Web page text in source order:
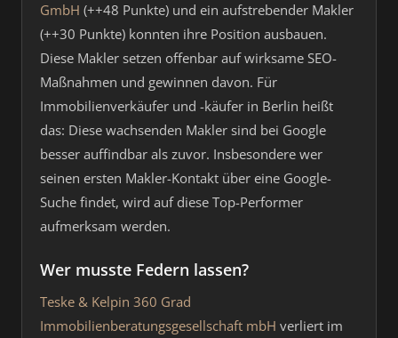
GmbH (++48 Punkte) und ein aufstrebender Makler
(++30 Punkte) konnten ihre Position ausbauen.
Diese Makler setzen offenbar auf wirksame SEO-
Maßnahmen und gewinnen davon. Für
Immobilienverkäufer und -käufer in Berlin heißt
das: Diese wachsenden Makler sind bei Google
besser auffindbar als zuvor. Insbesondere wer
seinen ersten Makler-Kontakt über eine Google-
Suche findet, wird auf diese Top-Performer
aufmerksam werden.
Wer musste Federn lassen?
Teske & Kelpin 360 Grad
Immobilienberatungsgesellschaft mbH verliert im